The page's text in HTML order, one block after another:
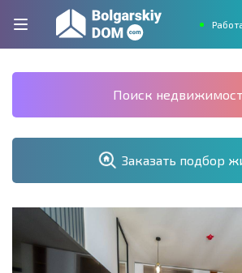
Поиск
Заказать подбор